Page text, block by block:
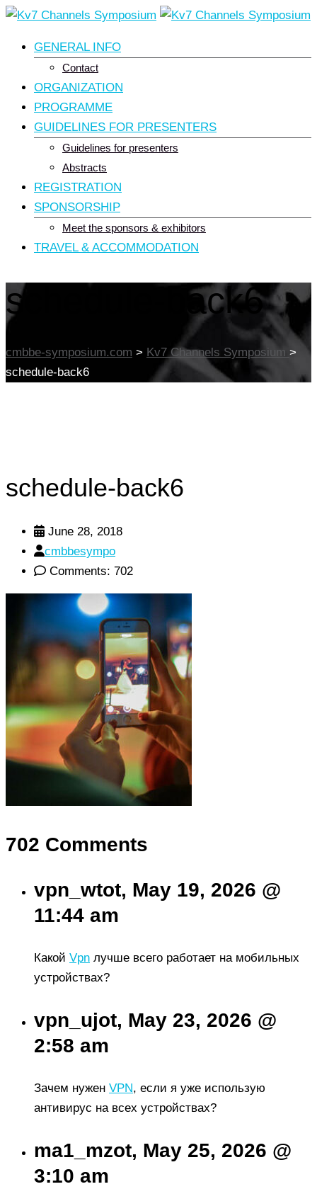
Skip
content
GENERAL INFO
Contact
ORGANIZATION
PROGRAMME
GUIDELINES FOR PRESENTERS
Guidelines for presenters
Abstracts
REGISTRATION
SPONSORSHIP
Meet the sponsors & exhibitors
TRAVEL & ACCOMMODATION
schedule-back6
cmbbe-symposium.com > Kv7 Channels Symposium >
schedule-back6
schedule-back6
June 28, 2018
cmbbesympo
Comments: 702
702 Comments
vpn_wtot, May 19, 2026 @
11:44 am
Какой Vpn лучше всего работает на мобильных
устройствах?
vpn_ujot, May 23, 2026 @
2:58 am
Зачем нужен VPN, если я уже использую
антивирус на всех устройствах?
ma1_mzot, May 25, 2026 @
3:10 am